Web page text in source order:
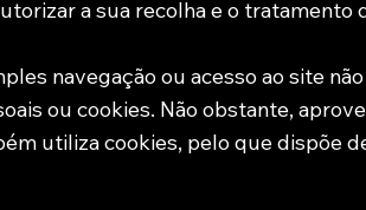
a sua recolha e o tratamento
navegação ou acesso ao site
ou cookies. Não obstante,
utiliza cookies, pelo que dispõe